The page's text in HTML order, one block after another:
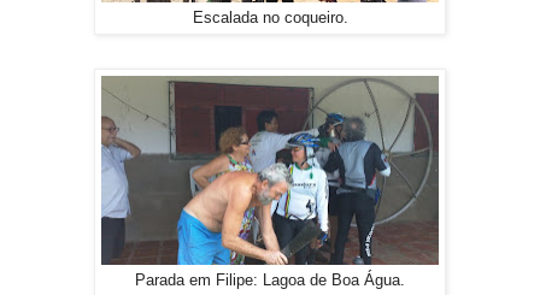
Escalada no coqueiro.
Parada em Filipe: Lagoa de Boa Água.